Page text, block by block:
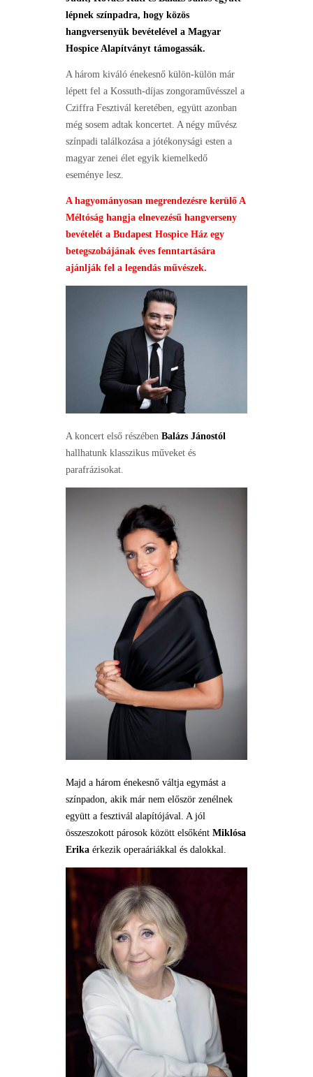
lépnek színpadra, hogy közös
hangversenyük bevételével a Magyar
Hospice Alapítványt támogassák.
A három kiváló énekesnő külön-külön már
lépett fel a Kossuth-díjas zongoraművésszel a
Cziffra Fesztivál keretében, együtt azonban
még sosem adtak koncertet. A négy művész
színpadi találkozása a jótékonysági esten a
magyar zenei élet egyik kiemelkedő
eseménye lesz.
A hagyományosan megrendezésre kerülő A
Méltóság hangja elnevezésű hangverseny
bevételét a Budapest Hospice Ház egy
betegszobájának éves fenntartására
ajánlják fel a legendás művészek.
A koncert első részében Balázs Jánostól
hallhatunk klasszikus műveket és
parafrázisokat.
Majd a három énekesnő váltja egymást a
színpadon, akik már nem először zenélnek
együtt a fesztivál alapítójával. A jól
összeszokott párosok között elsőként Miklósa
Erika érkezik operaáriákkal és dalokkal.